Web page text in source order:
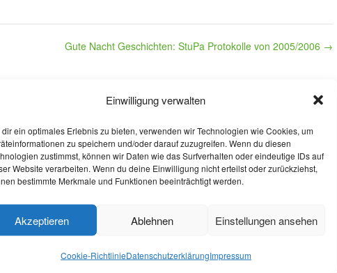
Einwilligung verwalten
dir ein optimales Erlebnis zu bieten, verwenden wir Technologien wie Cookies, um
zu speichern und/oder darauf zuzugreifen. Wenn du diesen
zustimmst, können wir Daten wie das Surfverhalten oder eindeutige IDs auf
Website verarbeiten. Wenn du deine Einwilligung nicht erteilst oder zurückziehst,
bestimmte Merkmale und Funktionen beeinträchtigt werden.
Akzeptieren Ablehnen Einstellungen ansehen
Cookie-RichtlinieDatenschutzerklärungImpressum
Gute Nacht Geschichten: StuPa Protokolle von 2005/2006 →